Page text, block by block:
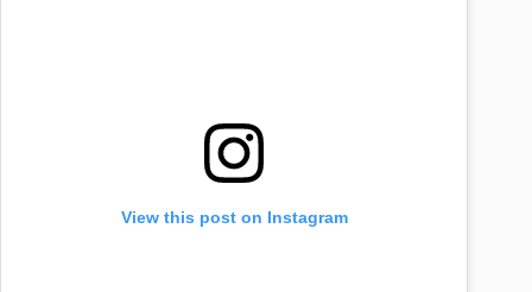
View this post on Instagram